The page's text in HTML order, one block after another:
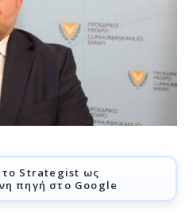
το Strategist ως
πηγή στο Google